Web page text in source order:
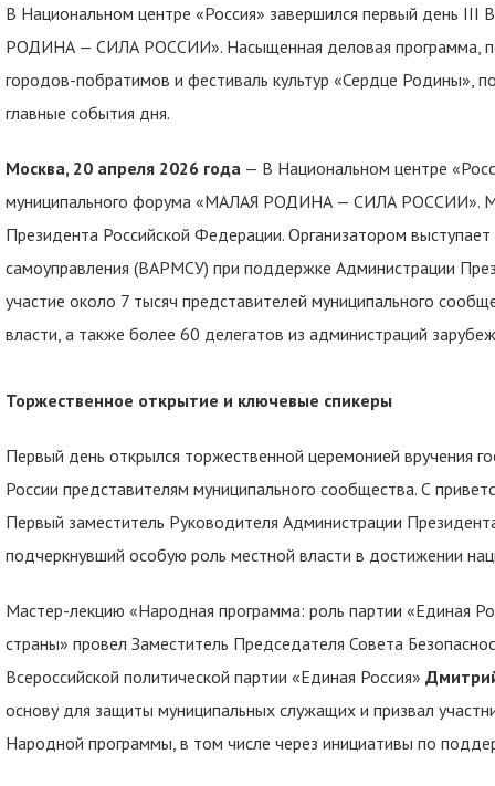
В Национальном центре «Россия» завершился первый день III
РОДИНА — СИЛА РОССИИ». Насыщенная деловая программа,
городов-побратимов и фестиваль культур «Сердце Родины»,
главные события дня.
Москва, 20 апреля 2026 года — В Национальном центре
муниципального форума «МАЛАЯ РОДИНА — СИЛА РОССИИ».
Президента Российской Федерации. Организатором выступает
самоуправления (ВАРМСУ) при поддержке Администрации
участие около 7 тысяч представителей муниципального
власти, а также более 60 делегатов из администраций
Торжественное открытие и ключевые спикеры
Первый день открылся торжественной церемонией вручения
России представителям муниципального сообщества. С
Первый заместитель Руководителя Администрации
подчеркнувший особую роль местной власти в достижении
Мастер-лекцию «Народная программа: роль партии «Единая
страны» провел Заместитель Председателя Совета
Всероссийской политической партии «Единая Россия»
основу для защиты муниципальных служащих и призвал
Народной программы, в том числе через инициативы по